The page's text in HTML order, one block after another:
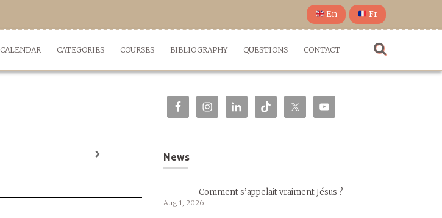
En Fr
CALENDAR CATEGORIES COURSES BIBLIOGRAPHY QUESTIONS CONTACT
News
Comment s’appelait vraiment Jésus ?
Aug 1, 2026